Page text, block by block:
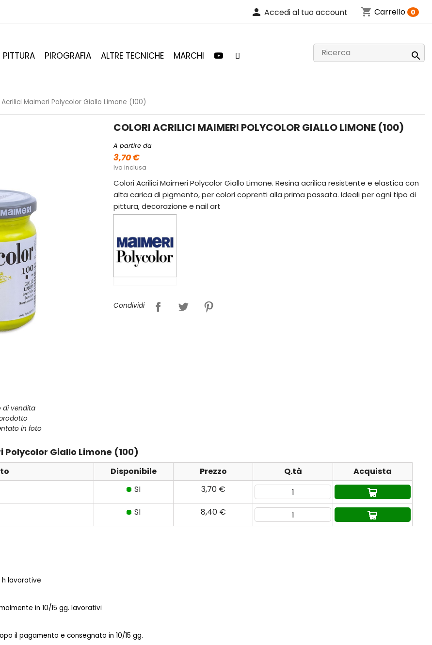
person Accedi al tuo account shopping_cart Carrello 0
PITTURA PIROGRAFIA ALTRE TECNICHE MARCHI 
Maimeri Polycolor Giallo Limone (100)
di vendita
in foto
COLORI ACRILICI MAIMERI POLYCOLOR GIALLO LIMONE (100)
A partire da
3,70 €
Iva inclusa
Colori Acrilici Maimeri Polycolor Giallo Limone. Resina acrilica resistente e elastica con
alta carica di pigmento, per colori coprenti alla prima passata. Ideali per ogni tipo di
pittura, decorazione e nail art
Condividi
Giallo Limone (100)
Disponibile Prezzo Q.tà
Acquista
SI 3,70 €
SI 8,40 €
h lavorative
in 10/15 gg. lavorativi
il pagamento e consegnato in 10/15 gg.